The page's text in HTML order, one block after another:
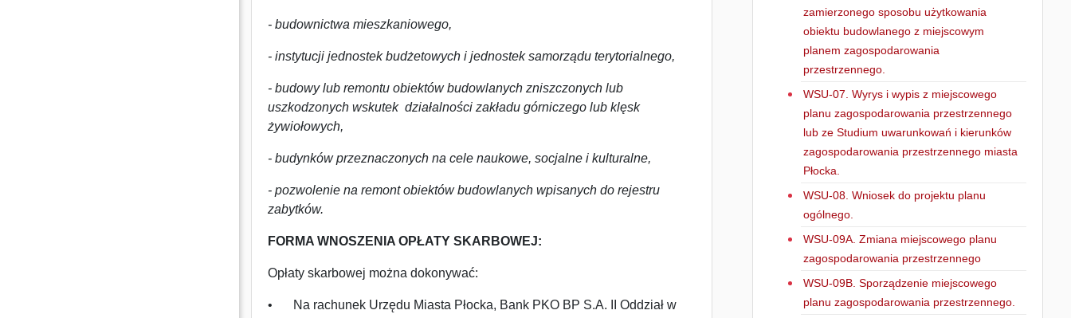
- budownictwa mieszkaniowego,
- instytucji jednostek budżetowych i jednostek samorządu terytorialnego,
- budowy lub remontu obiektów budowlanych zniszczonych lub
uszkodzonych wskutek działalności zakładu górniczego lub klęsk
żywiołowych,
- budynków przeznaczonych na cele naukowe, socjalne i kulturalne,
- pozwolenie na remont obiektów budowlanych wpisanych do rejestru
zabytków.
FORMA WNOSZENIA OPŁATY SKARBOWEJ:
Opłaty skarbowej można dokonywać:
•
Na rachunek Urzędu Miasta Płocka, Bank PKO BP S.A. II Oddział w
zamierzonego sposobu użytkowania
obiektu budowlanego z miejscowym
planem zagospodarowania
przestrzennego.
WSU-07. Wyrys i wypis z miejscowego
planu zagospodarowania przestrzennego
lub ze Studium uwarunkowań i kierunków
zagospodarowania przestrzennego miasta
Płocka.
WSU-08. Wniosek do projektu planu
ogólnego.
WSU-09A. Zmiana miejscowego planu
zagospodarowania przestrzennego
WSU-09B. Sporządzenie miejscowego
planu zagospodarowania przestrzennego.